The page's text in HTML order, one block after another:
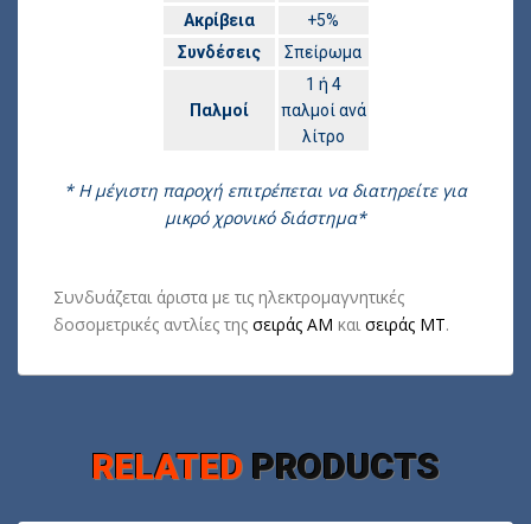
Ακρίβεια
+5%
Συνδέσεις
Σπείρωμα
Παλμοί
1 ή 4
παλμοί ανά
λίτρο
* Η μέγιστη παροχή επιτρέπεται να διατηρείτε για
μικρό χρονικό διάστημα*
Συνδυάζεται άριστα με τις ηλεκτρομαγνητικές
δοσομετρικές αντλίες της σειράς ΑΜ καισειράς ΜΤ.
RELATED PRODUCTS